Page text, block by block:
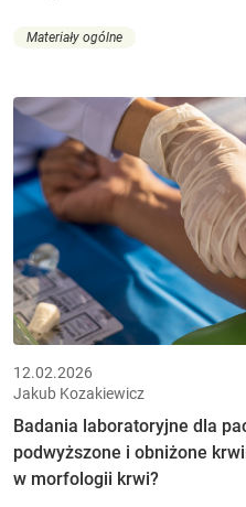
Materiały ogólne
12.02.2026
Jakub Kozakiewicz
Badania laboratoryjne dla
podwyższone i obniżone
w morfologii krwi?